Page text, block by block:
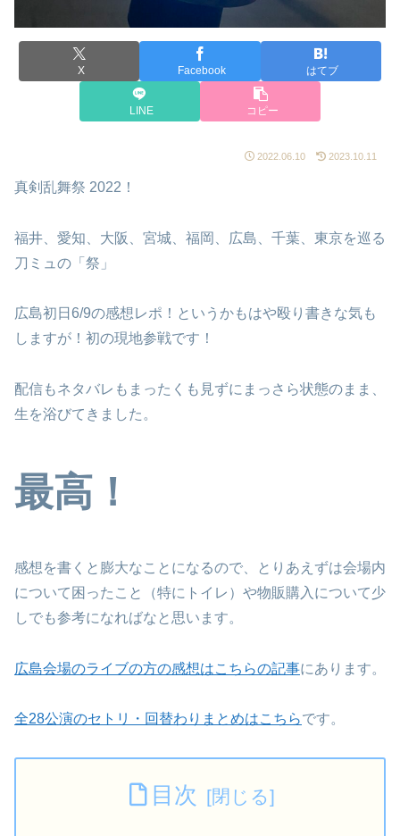
X Facebook はてブ
LINE コピー
2022.06.10 2023.10.11
真剣乱舞祭 2022！
福井、愛知、大阪、宮城、福岡、広島、千葉、東京を巡る
刀ミュの「祭」
広島初日6/9の感想レポ！というかもはや殴り書きな気も
しますが！初の現地参戦です！
配信もネタバレもまったくも見ずにまっさら状態のまま、
生を浴びてきました。
最高！
感想を書くと膨大なことになるので、とりあえずは会場内
について困ったこと（特にトイレ）や物販購入について少
しでも参考になればなと思います。
広島会場のライブの方の感想はこちらの記事にあります。
全28公演のセトリ・回替わりまとめはこちらです。
目次